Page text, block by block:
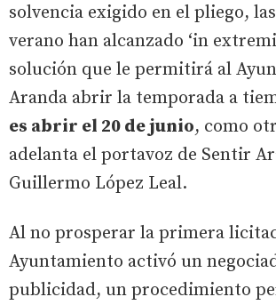
solvencia exigido en el pliego,
verano han alcanzado ‘in
solución que le permitirá al
Aranda abrir la temporada a
es abrir el 20 de junio, como
adelanta el portavoz de Sentir
Guillermo López Leal.
Al no prosperar la primera
Ayuntamiento activó un
publicidad, un procedimiento